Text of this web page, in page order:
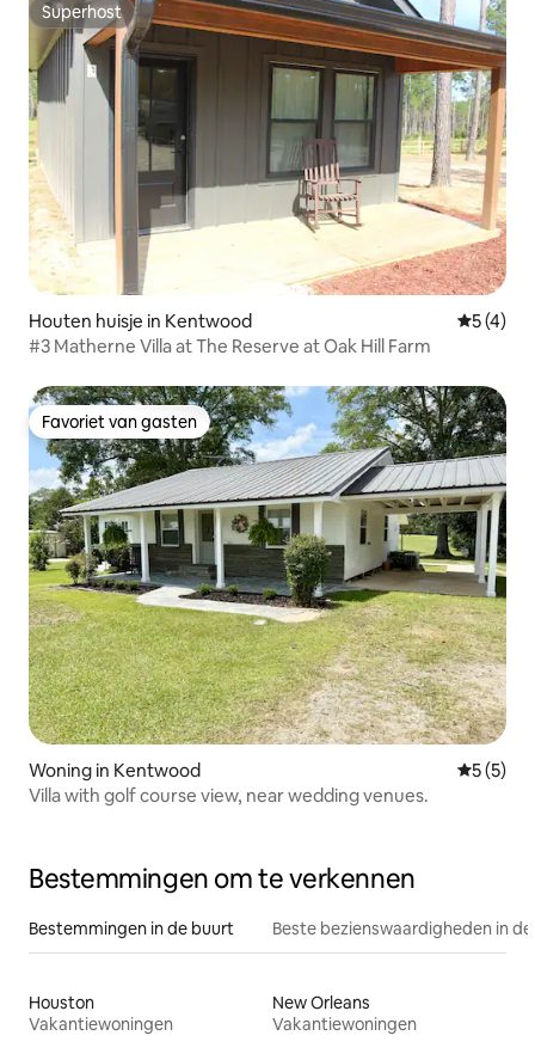
Superhost
Superhost
Houten huisje in Kentwood
5 (4)
#3 Matherne Villa at The Reserve at Oak Hill Farm
Favoriet van gasten
Favoriet van gasten
Woning in Kentwood
5 (5)
Villa with golf course view, near wedding venues.
Bestemmingen om te verkennen
Bestemmingen in de buurt Beste bezienswaardigheden in
Houston
Vakantiewoningen
New Orleans
Vakantiewoningen